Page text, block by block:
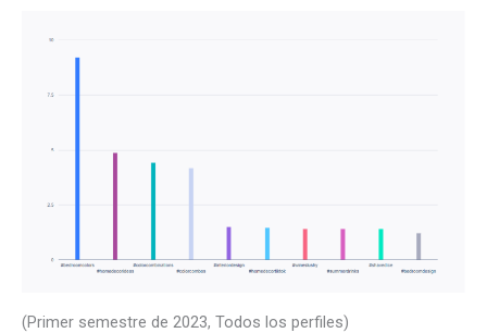
(Primer semestre de 2023, Todos los perfiles)